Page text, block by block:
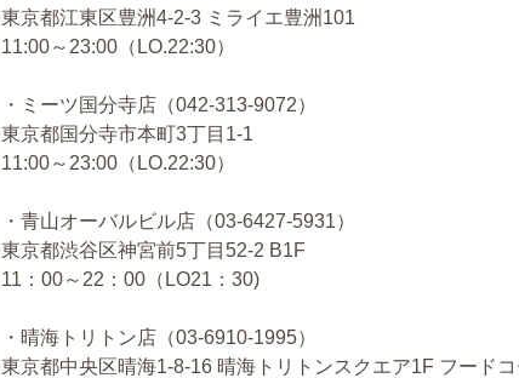
東京都江東区豊洲4-2-3 ミライエ豊洲101
11:00～23:00（LO.22:30）
・ミーツ国分寺店（042-313-9072）
東京都国分寺市本町3丁目1-1
11:00～23:00（LO.22:30）
・青山オーバルビル店（03-6427-5931）
東京都渋谷区神宮前5丁目52-2 B1F
11：00～22：00（LO21：30)
・晴海トリトン店（03-6910-1995）
東京都中央区晴海1-8-16 晴海トリトンスクエア1F フード